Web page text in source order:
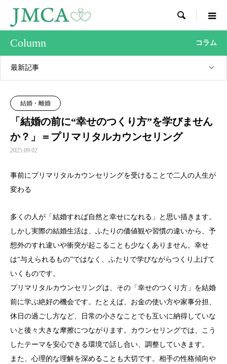

Column コラム
最新記事
結婚・離婚
「結婚の前に“幸せのつくり方”を学びません
か？」＝プリマリタルカウンセリング
2025.09.02
事前にプリマリタルカウンセリングを受けることで二人の人生が
変わる
多くの人が「結婚すれば自然と幸せになれる」と思い描きます。
しかし実際の結婚生活は、ふたりの価値観や習慣の違いから、予
想外のすれ違いや衝突が起こることも少なくありません。幸せ
は“与えられるもの”ではなく、ふたりで学びながらつくり上げて
いくものです。
プリマリタルカウンセリングは、その「幸せのつくり方」を結婚
前に学ぶ絶好の機会です。たとえば、お金の使い方や家事分担、
休日の過ごし方など、日常の小さなことでも互いに納得していな
いと後々大きな摩擦につながります。カウンセリングでは、こう
したテーマを安心できる環境で話し合い、調整していきます。
また、心理的な理解を深めることも大切です。相手の性格傾向や